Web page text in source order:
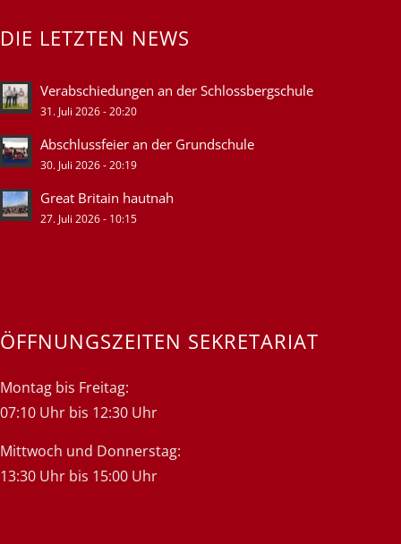
DIE LETZTEN NEWS
Verabschiedungen an der Schlossbergschule
31. Juli 2026 - 20:20
Abschlussfeier an der Grundschule
30. Juli 2026 - 20:19
Great Britain hautnah
27. Juli 2026 - 10:15
ÖFFNUNGSZEITEN SEKRETARIAT
Montag bis Freitag:
07:10 Uhr bis 12:30 Uhr
Mittwoch und Donnerstag:
13:30 Uhr bis 15:00 Uhr